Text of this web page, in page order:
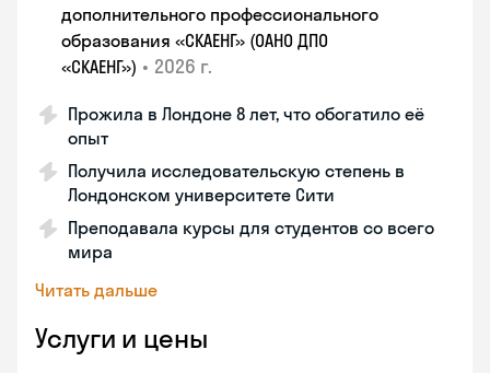
дополнительного профессионального
образования «СКАЕНГ» (ОАНО ДПО
«СКАЕНГ») • 2026 г.
Прожила в Лондоне 8 лет, что обогатило её
опыт
Получила исследовательскую степень в
Лондонском университете Сити
Преподавала курсы для студентов со всего
мира
Читать дальше
Услуги и цены